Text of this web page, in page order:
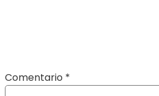
Comentario *